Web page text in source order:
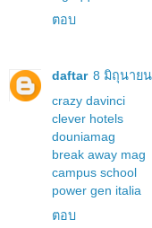
ตอบ
daftar 8 มิถุนายน
crazy davinci
clever hotels
douniamag
break away mag
campus school
power gen italia
ตอบ